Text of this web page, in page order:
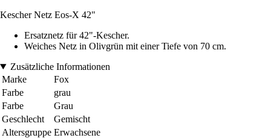
Kescher Netz Eos-X 42"
Ersatznetz für 42"-Kescher.
Weiches Netz in Olivgrün mit einer Tiefe von 70 cm.
Zusätzliche Informationen
Marke
Fox
Farbe
grau
Farbe
Grau
Geschlecht
Gemischt
Altersgruppe Erwachsene